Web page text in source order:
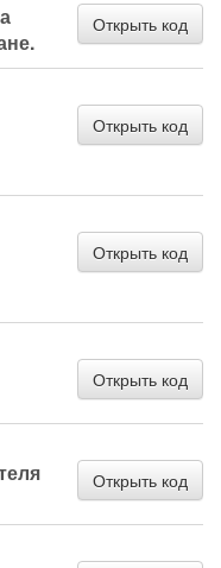
Открыть код
Открыть код
Открыть код
Открыть код
Открыть код